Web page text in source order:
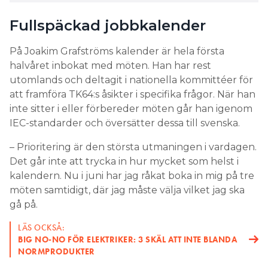
Fullspäckad jobbkalender
På Joakim Grafströms kalender är hela första
halvåret inbokat med möten. Han har rest
utomlands och deltagit i nationella kommittéer för
att framföra TK64:s åsikter i specifika frågor. När han
inte sitter i eller förbereder möten går han igenom
IEC-standarder och översätter dessa till svenska.
– Prioritering är den största utmaningen i vardagen.
Det går inte att trycka in hur mycket som helst i
kalendern. Nu i juni har jag råkat boka in mig på tre
möten samtidigt, där jag måste välja vilket jag ska
gå på.
LÄS OCKSÅ:
BIG NO-NO FÖR ELEKTRIKER: 3 SKÄL ATT INTE BLANDA
NORMPRODUKTER